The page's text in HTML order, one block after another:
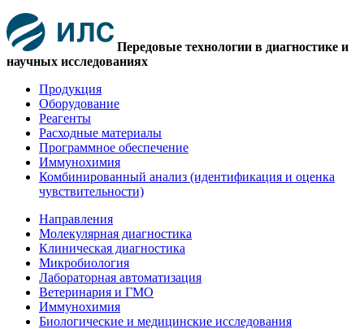
Передовые технологии в диагностике и
научных исследованиях
Продукция
Оборудование
Реагенты
Расходные материалы
Программное обеспечение
Иммунохимия
Комбинированный анализ (идентификация и оценка
чувствительности)
Направления
Молекулярная диагностика
Клиническая диагностика
Микробиология
Лабораторная автоматизация
Ветеринария и ГМО
Иммунохимия
Биологические и медицинские исследования